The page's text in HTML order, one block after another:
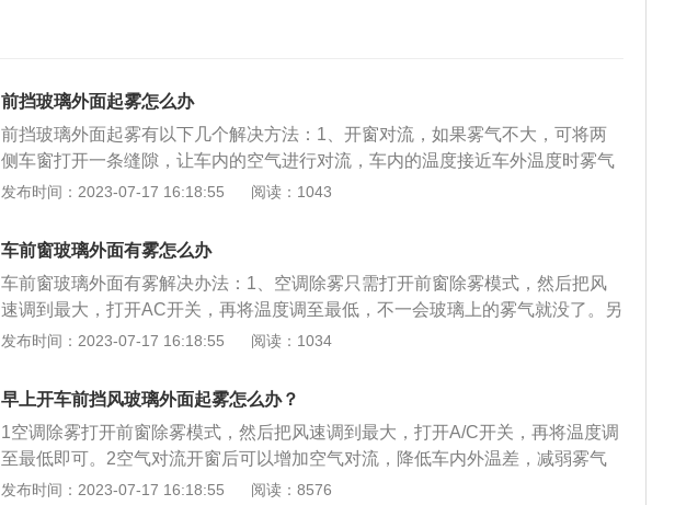
前挡玻璃外面起雾怎么办
前挡玻璃外面起雾有以下几个解决方法：1、开窗对流，如果雾气不大，可将两
侧车窗打开一条缝隙，让车内的空气进行对流，车内的温度接近车外温度时雾气
就会散去，但是这种方法只适用于汽车低速行驶的状态；2、调低风速打开外循
雾气较小的情况；3、勾兑防雾剂洗涤灵和水比例在1：10左右，用布蘸着涂抹一
玻璃上即可，不仅除雾时间短，花费也少，如果没有洗涤剂也可以借助玻璃水除
雾；4、还可以用雨刷刮一下，因为在玻璃外侧，雨刷是能够起作用的。如果雾
大，用雨刷效果不明显了。5、雾大时开窗对流或者用雨刷都不管用的情况下，
把空调温度调至暖风，调高温度，旋转空调方向至全吹玻璃，很快雾气就会消
度高于车外，导致驾驶室内的水蒸气凝结在内挡风玻璃上形成雾气。雾只发生在
夏天的雨天，因为外面空气湿度高，但温度不低。湿空气遇到冷玻璃后，水蒸气
会凝结成小水滴，在玻璃外面形成雾气。
发布时间：2023-07-17 16:18:55 阅读：1043
车前窗玻璃外面有雾怎么办
车前窗玻璃外面有雾解决办法：1、空调除雾只需打开前窗除雾模式，然后把风
速调到最大，打开AC开关，再将温度调至最低，不一会玻璃上的雾气就没了。另
外部分车型后风挡以及外后视镜配有电加热，只要点击开关开启后大概一分钟即
启该功能，既方便又快捷；以上这种情况适合于夏天雨季，不过在冬天，可以采
取空调热风除雾，如果是汽车刚启动，暂时先不要启动空调，待到发动机预热了
几分钟，水温上来后，然后开始制暖，将风量调至最大，然后也是开启前窗除雾
模式，几分钟雾气就会消失；2、空气对流这种方法适合的情况挺少的，开窗后
可以增加空气对流，降低车内外温差，减弱雾气形成条件，但是真正适合这种情
发布时间：2023-07-17 16:18:55 阅读：1034
早上开车前挡风玻璃外面起雾怎么办？
1空调除雾打开前窗除雾模式，然后把风速调到最大，打开A/C开关，再将温度调
至最低即可。2空气对流开窗后可以增加空气对流，降低车内外温差，减弱雾气
形成条件。3使用除雾剂只需要将其均匀喷在玻璃表面，然后用干毛巾擦拭干净
发布时间：2023-07-17 16:18:55 阅读：8576